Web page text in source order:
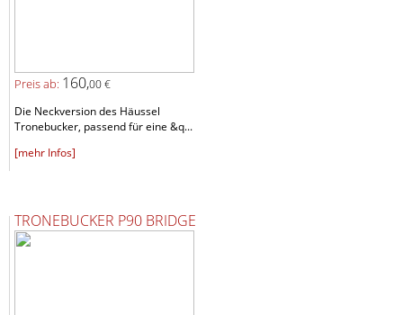
Preis ab: 160,00 €
Die Neckversion des Häussel
Tronebucker, passend für eine &q...
[mehr Infos]
TRONEBUCKER P90 BRIDGE